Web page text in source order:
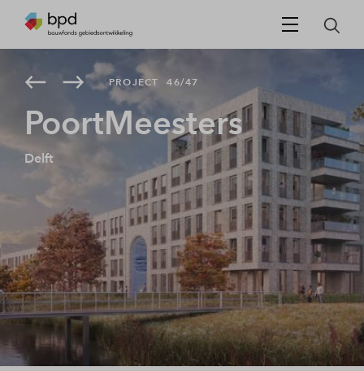
PROJECT 46/47
PoortMeesters
Delft